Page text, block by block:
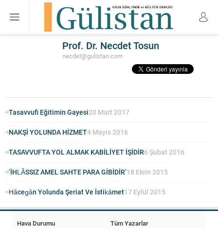
Prof. Dr. Necdet Tosun
necdet@gulistan.com
Tasavvufi Eğitimin Gayesi20 Mart 2017
NAKŞİ YOLUNDA HİZMET4 Mayıs 2016
TASAVVUFTA YOL ALMAK KABİLİYET İŞİDİR6 Şubat 2016
‘İHLÂSSIZ AMEL SAHTE PARA GİBİDİR’18 Ekim 2015
Hâcegân Yolunda Şeriat Ve İstikâmet17 Eylül 2015
Hava Durumu
Tüm Yazarlar